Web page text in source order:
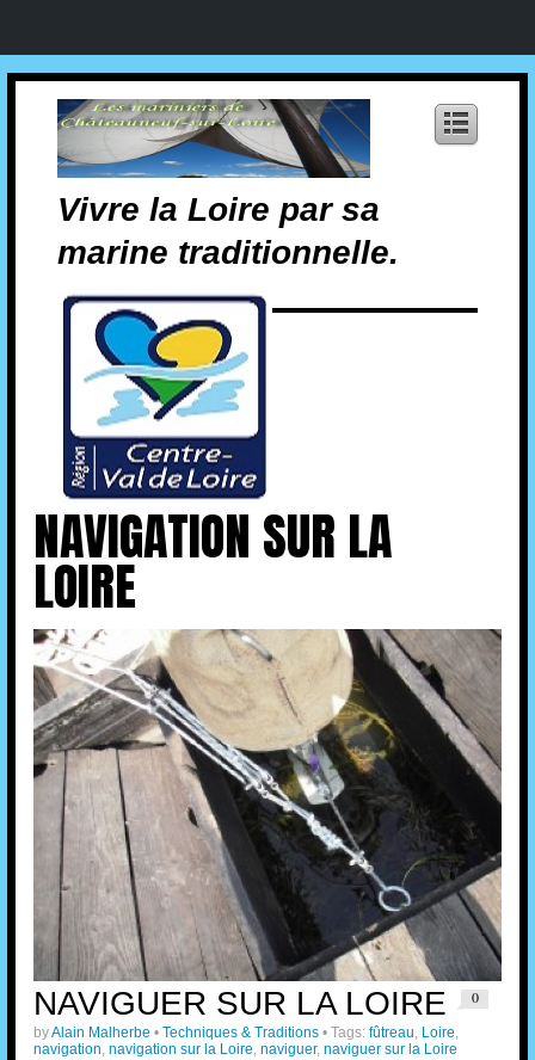
Vivre la Loire par sa
marine traditionnelle.
NAVIGATION SUR LA
LOIRE
NAVIGUER SUR LA LOIRE 0
byAlain Malherbe • Techniques & Traditions • Tags: fûtreau, Loire,
navigation, navigation sur la Loire, naviguer, naviguer sur la Loire